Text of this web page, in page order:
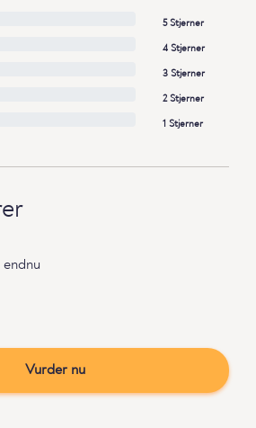
5 Stjerner
4 Stjerner
3 Stjerner
2 Stjerner
1 Stjerner
Vurder nu